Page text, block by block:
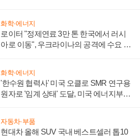
화학·에너지
로이터 "정제연료 3만 톤 한국에서 러시
아로 이동", 우크라이나의 공격에 수요 늘
화학·에너지
'한수원 협력사' 미국 오클로 SMR 연구용
원자로 '임계 상태' 도달, 미국 에너지부
자동차·부품
현대차 올해 SUV 국내 베스트셀러 톱10